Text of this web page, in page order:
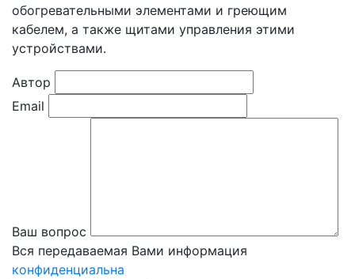
обогревательными элементами и греющим
кабелем, а также щитами управления этими
устройствами.
Автор
Email
Ваш вопрос
Вся передаваемая Вами информация
конфиденциальна